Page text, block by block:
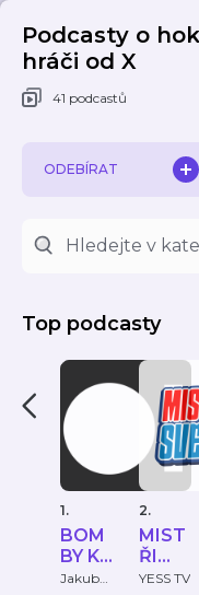
Podcasty o
hráči od X
41 podcastů
ODEBÍRAT
Top podcasty
1.
BOM
BY K
TYČI
Jakub
2.
MIST
ŘI
SVĚT
YESS TV